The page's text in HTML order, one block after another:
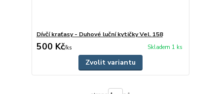
Dívčí kraťasy - Duhové luční kytičky Vel. 158
500 Kč/ks Skladem 1 ks
Zvolit variantu